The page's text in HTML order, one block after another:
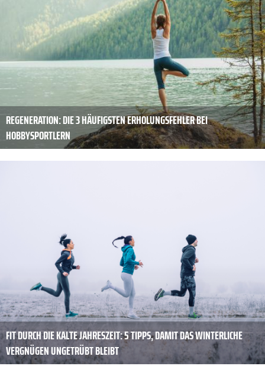
REGENERATION: DIE 3 HÄUFIGSTEN ERHOLUNGSFEHLER BEI
HOBBYSPORTLERN
FIT DURCH DIE KALTE JAHRESZEIT: 5 TIPPS, DAMIT DAS WINTERLICHE
VERGNÜGEN UNGETRÜBT BLEIBT